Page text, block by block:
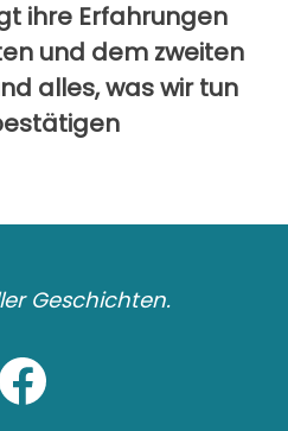
ihre Erfahrungen
und dem zweiten
alles, was wir tun
Geschichten.